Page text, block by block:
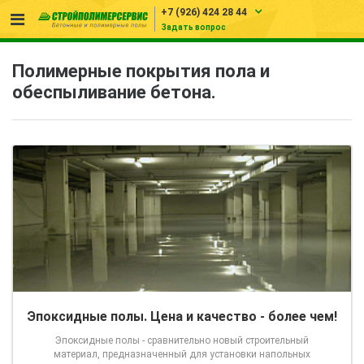
+7 (926) 424 28 44
Задать вопрос
Полимерные покрытия пола и
обеспыливание бетона.
Эпоксидные полы. Цена и качество - более чем!
Эпоксидные полы - сравнительно новый строительный
материал, предназначенный для установки напольных